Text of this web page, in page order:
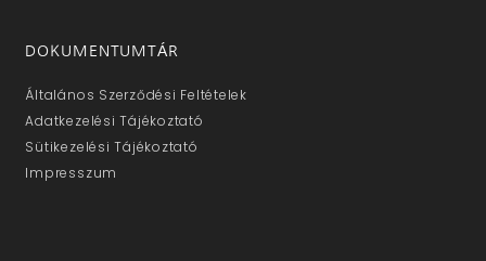
DOKUMENTUMTÁR
Általános Szerződési Feltételek
Adatkezelési Tájékoztató
Sütikezelési Tájékoztató
Impresszum